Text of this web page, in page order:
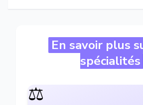
En savoir plus
spécialités
⚖️